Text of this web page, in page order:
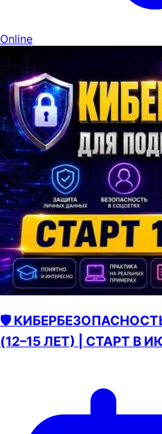
Online
🛡️
(12–15 ЛЕТ) | СТАРТ В